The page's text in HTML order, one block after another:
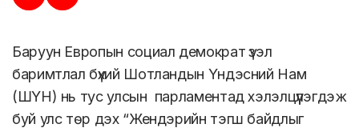
Баруун Европын социал демократ үзэл
баримтлал бүхий Шотландын Үндэсний Нам
(ШҮН) нь тус улсын парламентад хэлэлцүүлэгдэж
буй улс төр дэх “Жендэрийн тэгш байдлыг